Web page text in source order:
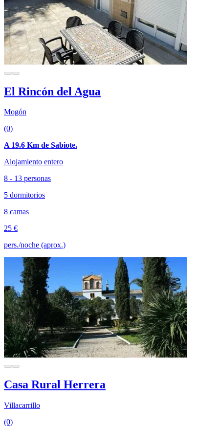
El Rincón del Agua
Mogón
(0)
A 19.6 Km de Sabiote.
Alojamiento entero
8 - 13 personas
5 dormitorios
8 camas
25 €
pers./noche (aprox.)
Casa Rural Herrera
Villacarrillo
(0)